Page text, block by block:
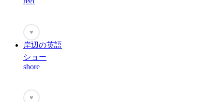
♥
岸辺の英語
ショー
shore
♥